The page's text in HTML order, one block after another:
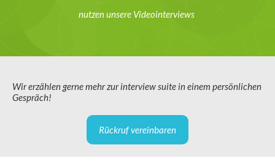
nutzen unsere Videointerviews
Wir erzählen gerne mehr zur interview suite in einem persönlichen
Gespräch!
Rückruf vereinbaren